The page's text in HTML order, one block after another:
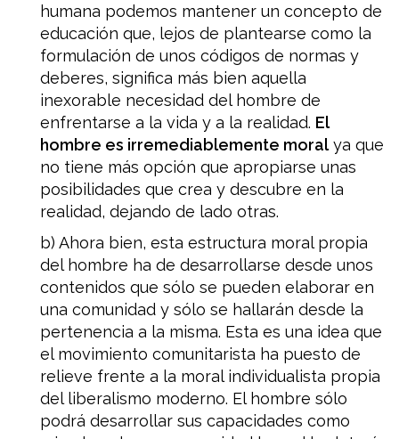
humana podemos mantener un concepto de
educación que, lejos de plantearse como la
formulación de unos códigos de normas y
deberes, significa más bien aquella
inexorable necesidad del hombre de
enfrentarse a la vida y a la realidad. El
hombre es irremediablemente moralya que
no tiene más opción que apropiarse unas
posibilidades que crea y descubre en la
realidad, dejando de lado otras.
b) Ahora bien, esta estructura moral propia
del hombre ha de desarrollarse desde unos
contenidos que sólo se pueden elaborar en
una comunidad y sólo se hallarán desde la
pertenencia a la misma. Esta es una idea que
el movimiento comunitarista ha puesto de
relieve frente a la moral individualista propia
del liberalismo moderno. El hombre sólo
podrá desarrollar sus capacidades como